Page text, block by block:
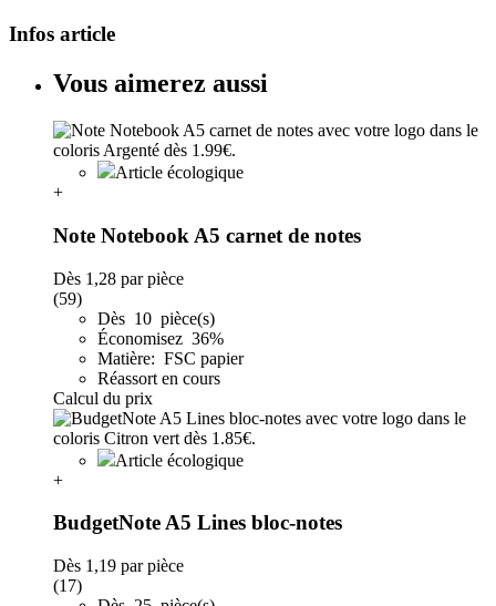
Infos article
Vous aimerez aussi
Article écologique
+
Note Notebook A5 carnet de notes
Dès 1,28 par pièce
(59)
Dès 10 pièce(s)
Économisez 36%
Matière: FSC papier
Réassort en cours
Calcul du prix
Article écologique
+
BudgetNote A5 Lines bloc-notes
Dès 1,19 par pièce
(17)